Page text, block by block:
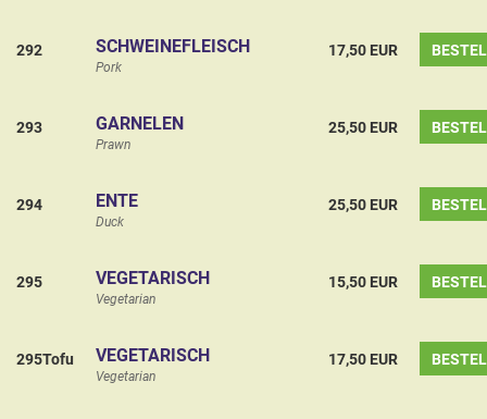
292 SCHWEINEFLEISCH
Pork
17,50 EUR
293 GARNELEN
Prawn
25,50 EUR
294 ENTE
Duck
25,50 EUR
295 VEGETARISCH
Vegetarian
15,50 EUR
295Tofu VEGETARISCH
Vegetarian
17,50 EUR